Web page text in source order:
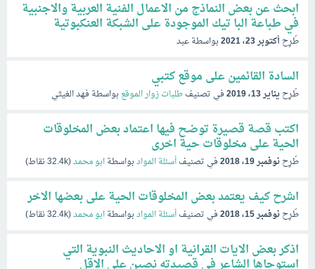
ابحث عن بعض النماذج من الاعمال الفنية العربية والاجنبية
في طباعة البا تيك الموجودة على الشبكة العنكبوتية
طُرِحأكتوبر 23، 2021 بواسطةعبد
السادة القائمين على موقع كتبي
طُرِحيناير 13، 2019 في تصنيفطلبات زوار الموقعبواسطةفهد الغيثي
اكتب قصة قصيرة توضح فيها اعتماد بعض المخلوقات
الحية على مخلوقات حية اخرى
طُرِحنوفمبر 19، 2018 في تصنيفأسئلة الموادبواسطةابو محمد(
32.4kنقاط)
اشرح كيف يعتمد بعض المخلوقات الحية على بعضها الاخر
طُرِحنوفمبر 15، 2018 في تصنيفأسئلة الموادبواسطةابو محمد(
32.4kنقاط)
اذكر بعض الايات القرانية او الاحاديث النبوية التي
استوحاها الشاعر في قصيدته نصين على الاقل